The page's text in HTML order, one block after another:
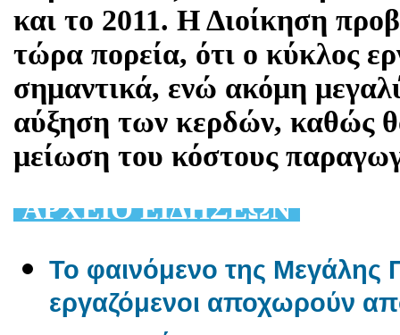
και το 2011. Η Διοίκηση
τώρα πορεία, ότι ο κύκλος
σημαντικά, ενώ ακόμη
αύξηση των κερδών, καθώς
μείωση του κόστους
AΡΧΕΙΟ ΕΙΔΗΣΕΩΝ
Το φαινόμενο της Μεγάλης
εργαζόμενοι αποχωρούν